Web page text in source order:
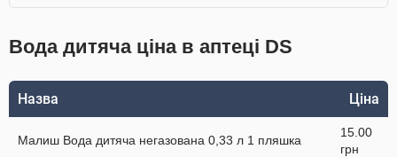
Вода дитяча ціна в аптеці DS
Назва Ціна
Малиш Вода дитяча негазована 0,33 л 1 пляшка
15.00
грн